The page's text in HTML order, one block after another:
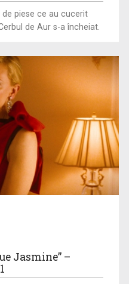
istorică la Europene. În
piese ce au cucerit
de Aur s-a încheiat.
Jasmine” –